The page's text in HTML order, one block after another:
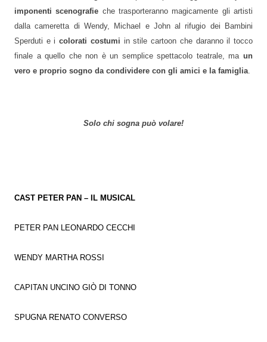
imponenti scenografie che trasporteranno magicamente gli artisti
dalla cameretta di Wendy, Michael e John al rifugio dei Bambini
Sperduti e icolorati costumi in stile cartoon che daranno il tocco
finale a quello che non è un semplice spettacolo teatrale, ma un
vero e proprio sogno da condividere con gli amici e la famiglia.
Solo chi sogna può volare!
CAST PETER PAN – IL MUSICAL
PETER PAN LEONARDO CECCHI
WENDY MARTHA ROSSI
CAPITAN UNCINO GIÒ DI TONNO
SPUGNA RENATO CONVERSO